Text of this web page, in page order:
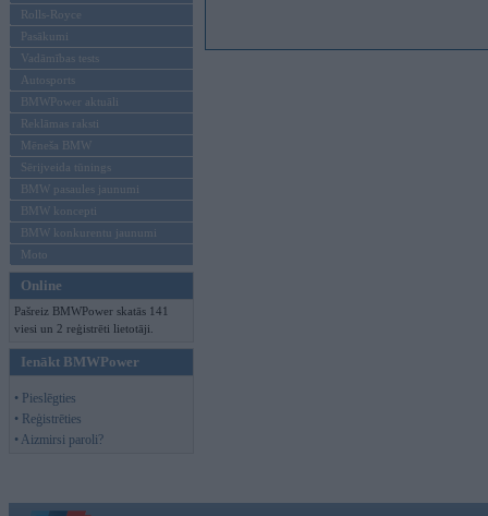
Rolls-Royce
Pasākumi
Vadāmības tests
Autosports
BMWPower aktuāli
Reklāmas raksti
Mēneša BMW
Sērijveida tūnings
BMW pasaules jaunumi
BMW koncepti
BMW konkurentu jaunumi
Moto
Online
Pašreiz BMWPower skatās 141
viesi un 2 reģistrēti lietotāji.
Ienākt BMWPower
• Pieslēgties
• Reģistrēties
• Aizmirsi paroli?